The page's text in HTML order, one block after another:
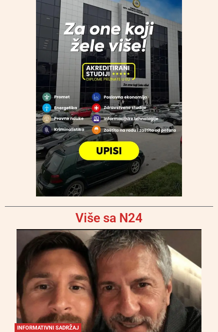
Više sa N24
INFORMATIVNI SADRŽAJ